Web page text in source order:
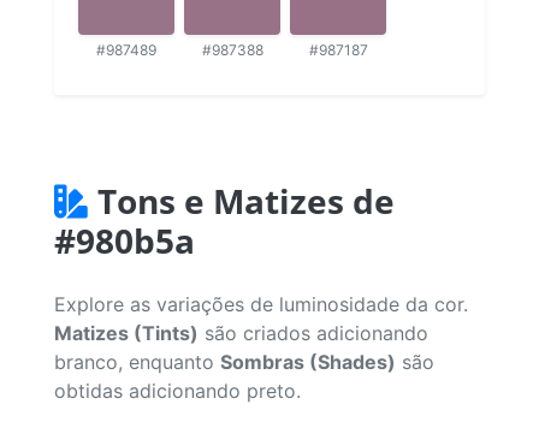
#987489 #987388 #987187
Tons e Matizes de
#980b5a
Explore as variações de luminosidade da cor.
Matizes (Tints) são criados adicionando
branco, enquanto Sombras (Shades) são
obtidas adicionando preto.